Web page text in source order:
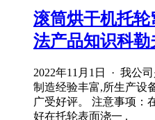
滚筒烘干机托
法产品知识科勒
2022年11月1日 · 我公
制造经验丰富,所生产设
广受好评。 注意事项：
好在托轮表面浇一 .